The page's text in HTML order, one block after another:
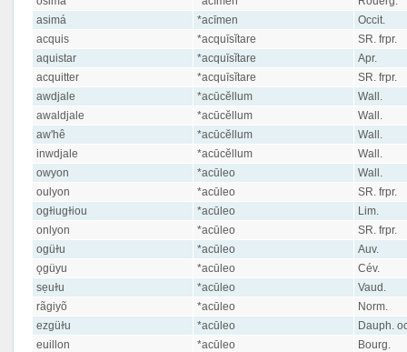
asimá
*acīmen
Occit.
acquis
*acquīsĭtare
SR. frpr.
aquistar
*acquīsĭtare
Apr.
acquitter
*acquīsĭtare
SR. frpr.
awdjale
*acūcĕllum
Wall.
awaldjale
*acūcĕllum
Wall.
aw'hê
*acūcĕllum
Wall.
inwdjale
*acūcĕllum
Wall.
owyon
*acūleo
Wall.
oulyon
*acūleo
SR. frpr.
ogɫiugɫiou
*acūleo
Lim.
onlyon
*acūleo
SR. frpr.
ogüɫu
*acūleo
Auv.
ǫgüyu
*acūleo
Cév.
sẹuɫu
*acūleo
Vaud.
rãgiyõ
*acūleo
Norm.
ezgüɫu
*acūleo
Dauph.
euillon
*acūleo
Bourg.